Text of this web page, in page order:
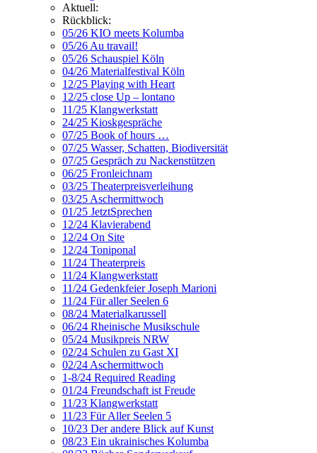
Aktuell:
Rückblick:
05/26 KIO meets Kolumba
05/26 Au travail!
05/26 Schauspiel Köln
04/26 Materialfestival Köln
12/25 Playing with Heart
12/25 close Up – lontano
11/25 Klangwerkstatt
24/25 Kioskgespräche
07/25 Book of hours …
07/25 Wasser, Schatten, Biodiversität
07/25 Gespräch zu Nackenstützen
06/25 Fronleichnam
03/25 Theaterpreisverleihung
03/25 Aschermittwoch
01/25 JetztSprechen
12/24 Klavierabend
12/24 On Site
12/24 Toniponal
11/24 Theaterpreis
11/24 Klangwerkstatt
11/24 Gedenkfeier Joseph Marioni
11/24 Für aller Seelen 6
08/24 Materialkarussell
06/24 Rheinische Musikschule
05/24 Musikpreis NRW
02/24 Schulen zu Gast XI
02/24 Aschermittwoch
1-8/24 Required Reading
01/24 Freundschaft ist Freude
11/23 Klangwerkstatt
11/23 Für Aller Seelen 5
10/23 Der andere Blick auf Kunst
08/23 Ein ukrainisches Kolumba